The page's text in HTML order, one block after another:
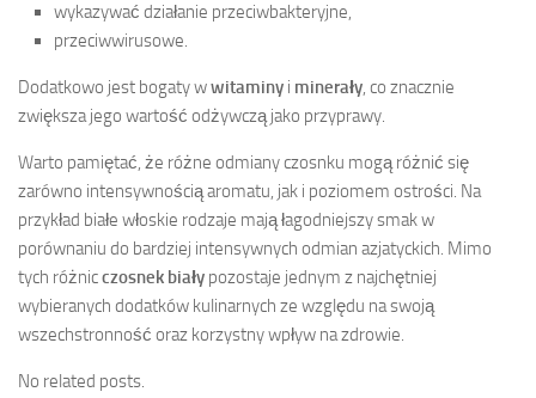
wykazywać działanie przeciwbakteryjne,
przeciwwirusowe.
Dodatkowo jest bogaty wwitaminy i minerały, co znacznie
zwiększa jego wartość odżywczą jako przyprawy.
Warto pamiętać, że różne odmiany czosnku mogą różnić się
zarówno intensywnością aromatu, jak i poziomem ostrości. Na
przykład białe włoskie rodzaje mają łagodniejszy smak w
porównaniu do bardziej intensywnych odmian azjatyckich. Mimo
tych różnicczosnek biały pozostaje jednym z najchętniej
wybieranych dodatków kulinarnych ze względu na swoją
wszechstronność oraz korzystny wpływ na zdrowie.
No related posts.